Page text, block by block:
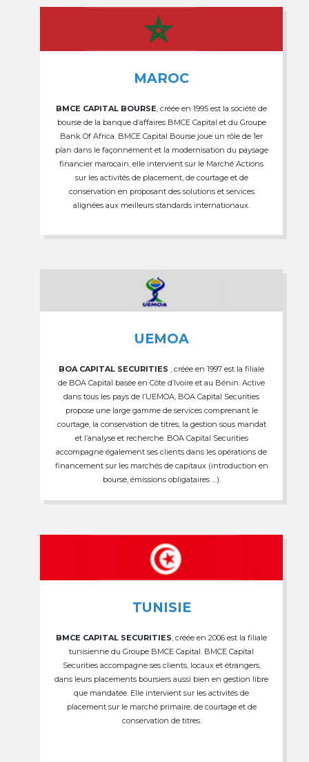
MAROC
BMCE CAPITAL BOURSE , créée en 1995 est la société de
bourse de la banque d’affaires BMCE Capital et du Groupe
Bank Of Africa. BMCE Capital Bourse joue un rôle de 1er
plan dans le façonnement et la modernisation du paysage
financier marocain, elle intervient sur le Marché Actions
sur les activités de placement, de courtage et de
conservation en proposant des solutions et services
alignées aux meilleurs standards internationaux.
UEMOA
BOA CAPITAL SECURITIES , créée en 1997 est la filiale
de BOA Capital basée en Côte d’Ivoire et au Bénin. Active
dans tous les pays de l’UEMOA, BOA Capital Securities
propose une large gamme de services comprenant le
courtage, la conservation de titres, la gestion sous mandat
et l’analyse et recherche. BOA Capital Securities
accompagne également ses clients dans les opérations de
financement sur les marchés de capitaux (introduction en
bourse, émissions obligataires …).
TUNISIE
BMCE CAPITAL SECURITIES , créée en 2006 est la filiale
tunisienne du Groupe BMCE Capital. BMCE Capital
Securities accompagne ses clients, locaux et étrangers,
dans leurs placements boursiers aussi bien en gestion libre
que mandatée. Elle intervient sur les activités de
placement sur le marché primaire, de courtage et de
conservation de titres.